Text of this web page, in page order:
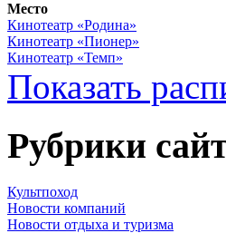
Место
Кинотеатр «Родина»
Кинотеатр «Пионер»
Кинотеатр «Темп»
Показать
Рубрики
Культпоход
Новости компаний
Новости отдыха и туризма